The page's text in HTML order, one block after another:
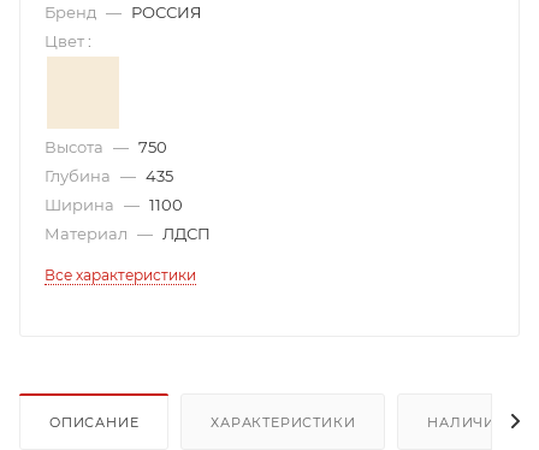
Бренд — РОССИЯ
Цвет :
Высота — 750
Глубина — 435
Ширина — 1100
Материал — ЛДСП
Все характеристики
ОПИСАНИЕ ХАРАКТЕРИСТИКИ НАЛИЧИЕ